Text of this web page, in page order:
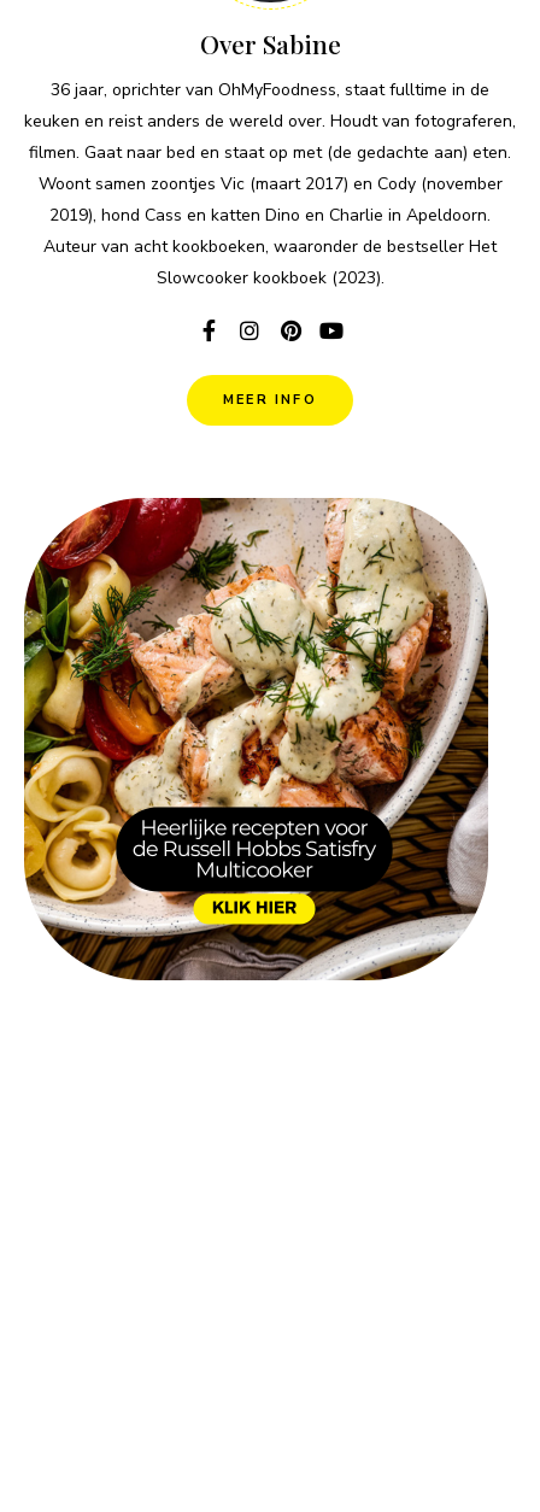
Over Sabine
36 jaar, oprichter van OhMyFoodness, staat fulltime in de
keuken en reist anders de wereld over. Houdt van fotograferen,
filmen. Gaat naar bed en staat op met (de gedachte aan) eten.
Woont samen zoontjes Vic (maart 2017) en Cody (november
2019), hond Cass en katten Dino en Charlie in Apeldoorn.
Auteur van acht kookboeken, waaronder de bestseller Het
Slowcooker kookboek (2023).
MEER INFO